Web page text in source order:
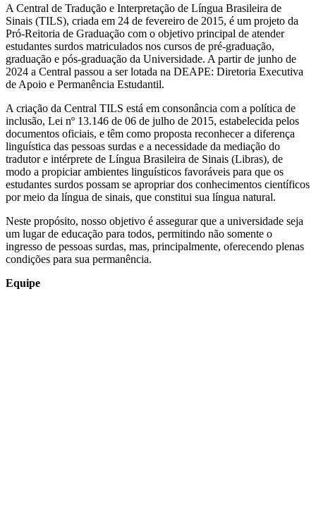
A Central de Tradução e Interpretação de Língua Brasileira de
Sinais (TILS), criada em 24 de fevereiro de 2015, é um projeto da
Pró-Reitoria de Graduação com o objetivo principal de atender
estudantes surdos matriculados nos cursos de pré-graduação,
graduação e pós-graduação da Universidade. A partir de junho de
2024 a Central passou a ser lotada na DEAPE: Diretoria Executiva
de Apoio e Permanência Estudantil.
A criação da Central TILS está em consonância com a política de
inclusão, Lei nº 13.146 de 06 de julho de 2015, estabelecida pelos
documentos oficiais, e têm como proposta reconhecer a diferença
linguística das pessoas surdas e a necessidade da mediação do
tradutor e intérprete de Língua Brasileira de Sinais (Libras), de
modo a propiciar ambientes linguísticos favoráveis para que os
estudantes surdos possam se apropriar dos conhecimentos científicos
por meio da língua de sinais, que constitui sua língua natural.
Neste propósito, nosso objetivo é assegurar que a universidade seja
um lugar de educação para todos, permitindo não somente o
ingresso de pessoas surdas, mas, principalmente, oferecendo plenas
condições para sua permanência.
Equipe